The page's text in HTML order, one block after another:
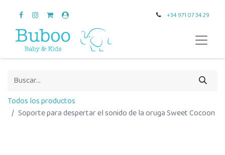
+34 971 07 34 29
Todos los productos
Soporte para despertar el sonido de la oruga Sweet Cocoon